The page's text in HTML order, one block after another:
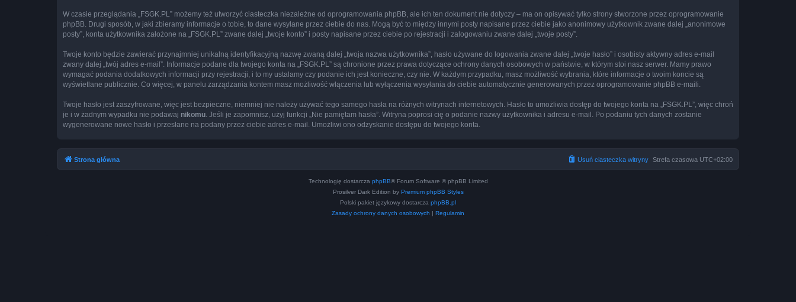
W czasie przeglądania „FSGK.PL” możemy też utworzyć ciasteczka niezależne od oprogramowania phpBB, ale ich ten dokument nie dotyczy – ma on opisywać tylko strony stworzone przez oprogramowanie
phpBB. Drugi sposób, w jaki zbieramy informacje o tobie, to dane wysyłane przez ciebie do nas. Mogą być to między innymi posty napisane przez ciebie jako anonimowy użytkownik zwane dalej „anonimowe
posty”, konta użytkownika założone na „FSGK.PL” zwane dalej „twoje konto” i posty napisane przez ciebie po rejestracji i zalogowaniu zwane dalej „twoje posty”.
Twoje konto będzie zawierać przynajmniej unikalną identyfikacyjną nazwę zwaną dalej „twoja nazwa użytkownika”, hasło używane do logowania zwane dalej „twoje hasło” i osobisty aktywny adres e-mail
zwany dalej „twój adres e-mail”. Informacje podane dla twojego konta na „FSGK.PL” są chronione przez prawa dotyczące ochrony danych osobowych w państwie, w którym stoi nasz serwer. Mamy prawo
wymagać podania dodatkowych informacji przy rejestracji, i to my ustalamy czy podanie ich jest konieczne, czy nie. W każdym przypadku, masz możliwość wybrania, które informacje o twoim koncie są
wyświetlane publicznie. Co więcej, w panelu zarządzania kontem masz możliwość włączenia lub wyłączenia wysyłania do ciebie automatycznie generowanych przez oprogramowanie phpBB e-maili.
Twoje hasło jest zaszyfrowane, więc jest bezpieczne, niemniej nie należy używać tego samego hasła na różnych witrynach internetowych. Hasło to umożliwia dostęp do twojego konta na „FSGK.PL”, więc chroń
je i w żadnym wypadku nie podawaj nikomu. Jeśli je zapomnisz, użyj funkcji „Nie pamiętam hasła”. Witryna poprosi cię o podanie nazwy użytkownika i adresu e-mail. Po podaniu tych danych zostanie
wygenerowane nowe hasło i przesłane na podany przez ciebie adres e-mail. Umożliwi ono odzyskanie dostępu do twojego konta.
Strona główna Strefa czasowa UTC+02:00
Usuń ciasteczka witryny
Technologię dostarcza phpBB® Forum Software © phpBB Limited
Prosilver Dark Edition by Premium phpBB Styles
Polski pakiet językowy dostarcza phpBB.pl
Zasady ochrony danych osobowych | Regulamin